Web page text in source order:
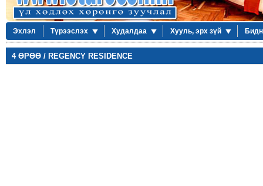
Эхлэл Түрээслэх Худалдаа Хууль, эрх зүй
4 ӨРӨӨ / REGENCY RESIDENCE